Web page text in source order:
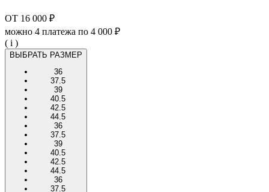
ОТ 16 000 ₽
можно 4 платежа по 4 000 ₽
( i )
ВЫБРАТЬ РАЗМЕР
36
37.5
39
40.5
42.5
44.5
36
37.5
39
40.5
42.5
44.5
36
37.5